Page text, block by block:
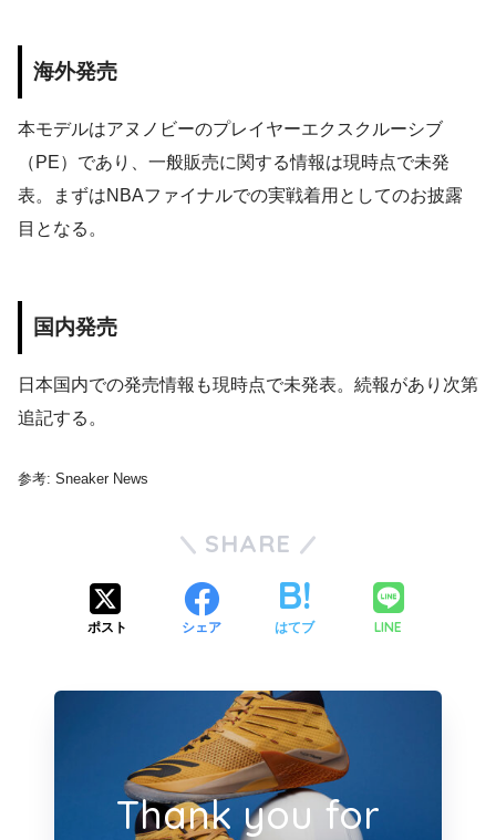
海外発売
本モデルはアヌノビーのプレイヤーエクスクルーシブ
（PE）であり、一般販売に関する情報は現時点で未発
表。まずはNBAファイナルでの実戦着用としてのお披露
目となる。
国内発売
日本国内での発売情報も現時点で未発表。続報があり次第
追記する。
参考: Sneaker News
SHARE
ポスト シェア はてブ LINE
Thank you for